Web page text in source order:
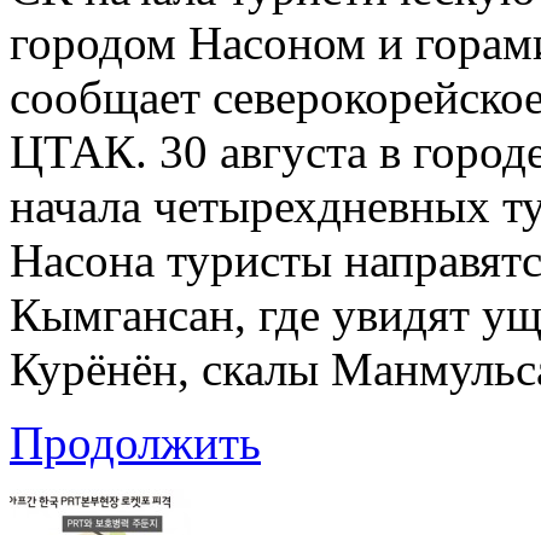
городом Насоном и
сообщает
ЦТАК. 30 августа в
начала четырехдневных
Насона туристы
Кымгансан, где увидят
Курёнён, скалы
Продолжить